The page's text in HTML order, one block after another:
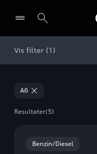
Vælg forhandler
Vis filter (1)
A6
Resultater(5)
Benzin/Diesel